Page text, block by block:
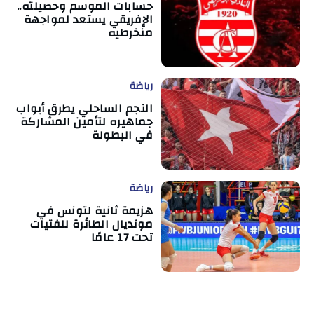
حسابات الموسم وحصيلته..
الإفريقي يستعد لمواجهة
منخرطيه
رياضة
النجم الساحلي يطرق أبواب
جماهيره لتأمين المشاركة
في البطولة
رياضة
هزيمة ثانية لتونس في
مونديال الطائرة للفتيات
تحت 17 عامًا